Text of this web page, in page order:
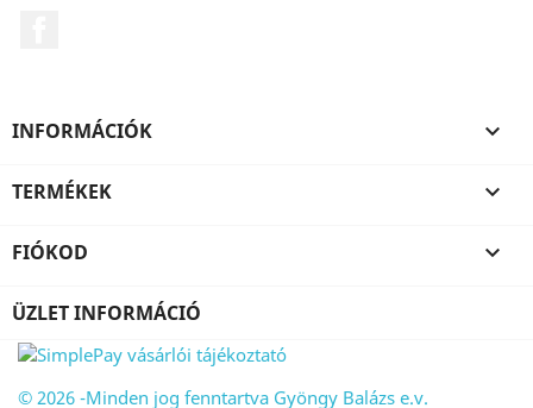
INFORMÁCIÓK 
TERMÉKEK 
FIÓKOD 
ÜZLET INFORMÁCIÓ
© 2026 -Minden jog fenntartva Gyöngy Balázs e.v.